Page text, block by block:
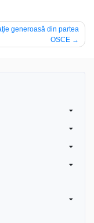
generoasă din partea
OSCE